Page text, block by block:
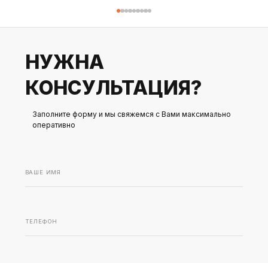
ПОДРОБНЕЕ
НУЖНА
КОНСУЛЬТАЦИЯ?
Заполните форму и мы свяжемся с Вами максимально
оперативно